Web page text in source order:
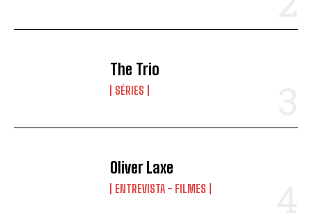
The Trio
SÉRIES
Oliver Laxe
ENTREVISTA - FILMES